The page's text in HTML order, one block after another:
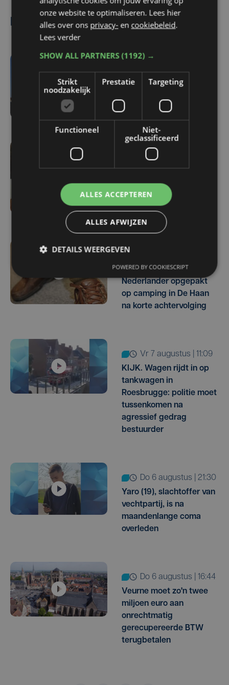
Lees ook
Parket in beroep tegen
moordverdachte
vr 7 augustus | 17:05
Familie rouwt om
overlijden Yaro (19): "Dit
had vermeden kunnen
worden"
Voortvluchtige
Nederlander opgepakt
op camping in De Haan
na korte achtervolging
vr 7 augustus | 11:09
KIJK. Wagen rijdt in op
tankwagen in
Roesbrugge: politie moet
tussenkomen na
agressief gedrag
bestuurder
do 6 augustus | 21:30
Yaro (19), slachtoffer van
vechtpartij, is na
maandenlange coma
overleden
do 6 augustus | 16:44
Veurne moet zo'n twee
miljoen euro aan
onrechtmatig
gerecupereerde BTW
terugbetalen
onze website te optimaliseren. Lees hier
alles over ons privacy- en cookiebeleid.
Lees verder
SHOW ALL PARTNERS(1192) →
Strikt
noodzakelijk
Prestatie Targeting
Functioneel
Niet-
geclassificeerd
ALLES ACCEPTEREN
ALLES AFWIJZEN
DETAILS WEERGEVEN
POWERED BY COOKIESCRIPT